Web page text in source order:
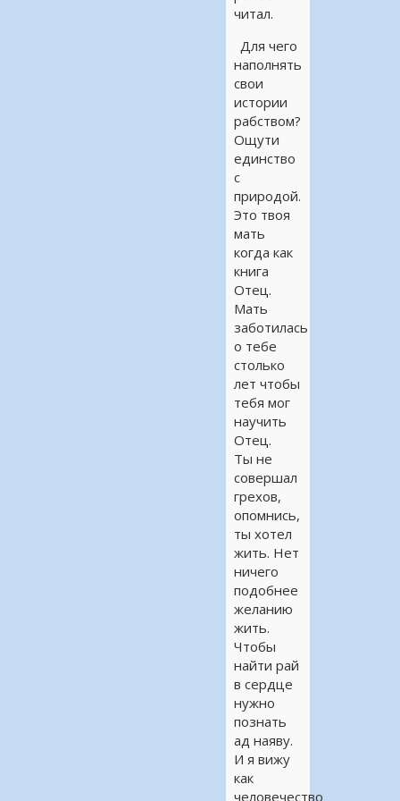
читал.
Для чего
наполнять
свои
истории
рабством?
Ощути
единство
с
природой.
Это твоя
мать
когда как
книга
Отец.
Мать
заботилась
о тебе
столько
лет чтобы
тебя мог
научить
Отец.
Ты не
совершал
грехов,
опомнись,
ты хотел
жить. Нет
ничего
подобнее
желанию
жить.
Чтобы
найти рай
в сердце
нужно
познать
ад наяву.
И я вижу
как
человечество